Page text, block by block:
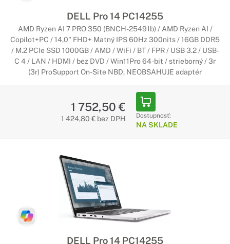
DELL Pro 14 PC14255
AMD Ryzen AI 7 PRO 350 (BNCH-25491b) / AMD Ryzen AI /
Copilot+PC / 14,0" FHD+ Matný IPS 60Hz 300nits / 16GB DDR5
/ M.2 PCIe SSD 1000GB / AMD / WiFi / BT / FPR / USB 3.2 / USB-
C 4 / LAN / HDMI / bez DVD / Win11Pro 64-bit / strieborný / 3r
(3r) ProSupport On-Site NBD, NEOBSAHUJE adaptér
1 752,50 €
1 424,80 € bez DPH Dostupnosť:
NA SKLADE
DELL Pro 14 PC14255